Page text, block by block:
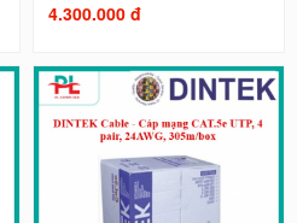
4.300.000 đ